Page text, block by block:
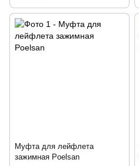
Муфта для лейфлета
зажимная Poelsan